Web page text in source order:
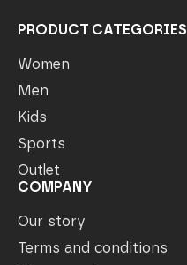
PRODUCT CATEGORIES
Women
Men
Kids
Sports
Outlet
COMPANY
Our story
Terms and conditions